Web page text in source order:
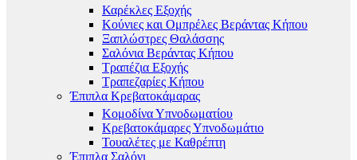
Καρέκλες Εξοχής
Κούνιες και Ομπρέλες Βεράντας Κήπου
Ξαπλώστρες Θαλάσσης
Σαλόνια Βεράντας Κήπου
Τραπέζια Εξοχής
Τραπεζαρίες Κήπου
Έπιπλα Κρεβατοκάμαρας
Κομοδίνα Υπνοδωματίου
Κρεβατοκάμαρες Υπνοδωμάτιο
Τουαλέτες με Καθρέπτη
Έπιπλα Σαλόνι